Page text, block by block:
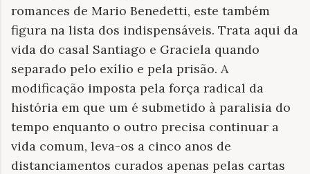
romances de Mario Benedetti, este também
figura na lista dos indispensáveis. Trata aqui da
vida do casal Santiago e Graciela quando
separado pelo exílio e pela prisão. A
modificação imposta pela força radical da
história em que um é submetido à paralisia do
tempo enquanto o outro precisa continuar a
vida comum, leva-os a cinco anos de
distanciamentos curados apenas pelas cartas